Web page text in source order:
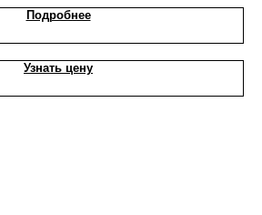
Подробнее
Узнать цену